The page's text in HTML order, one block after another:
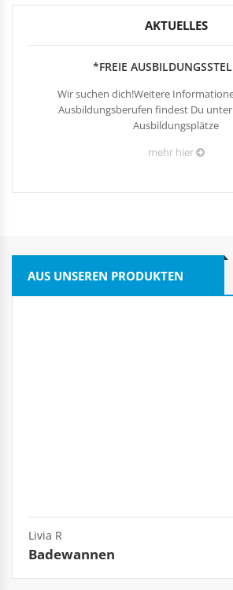
AKTUELLES
*FREIE
Wir suchen dich!Weitere
Ausbildungsberufen findest Du
Ausbildungsplätze
mehr hier
AUS UNSEREN PRODUKTEN
Livia R
Badewannen